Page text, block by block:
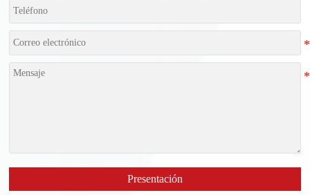
Presentación